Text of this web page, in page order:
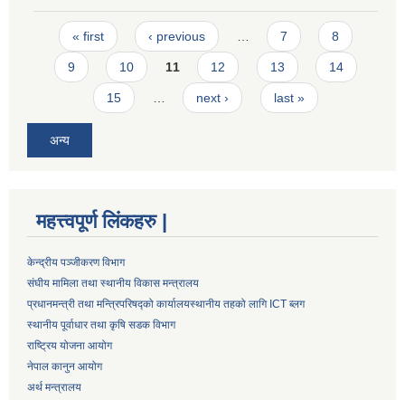
Pages
« first ‹ previous … 7 8
9 10 11 12 13 14
15 … next › last »
अन्य
महत्त्वपूर्ण लिंकहरु |
केन्द्रीय पञ्जीकरण विभाग
संघीय मामिला तथा स्थानीय विकास मन्त्रालय
प्रधानमन्त्री तथा मन्त्रिपरिषद्को कार्यालयस्थानीय तहको लागि ICT ब्लग
स्थानीय पूर्वाधार तथा कृषि सडक विभाग
राष्ट्रिय योजना आयोग
नेपाल कानुन आयोग
अर्थ मन्त्रालय